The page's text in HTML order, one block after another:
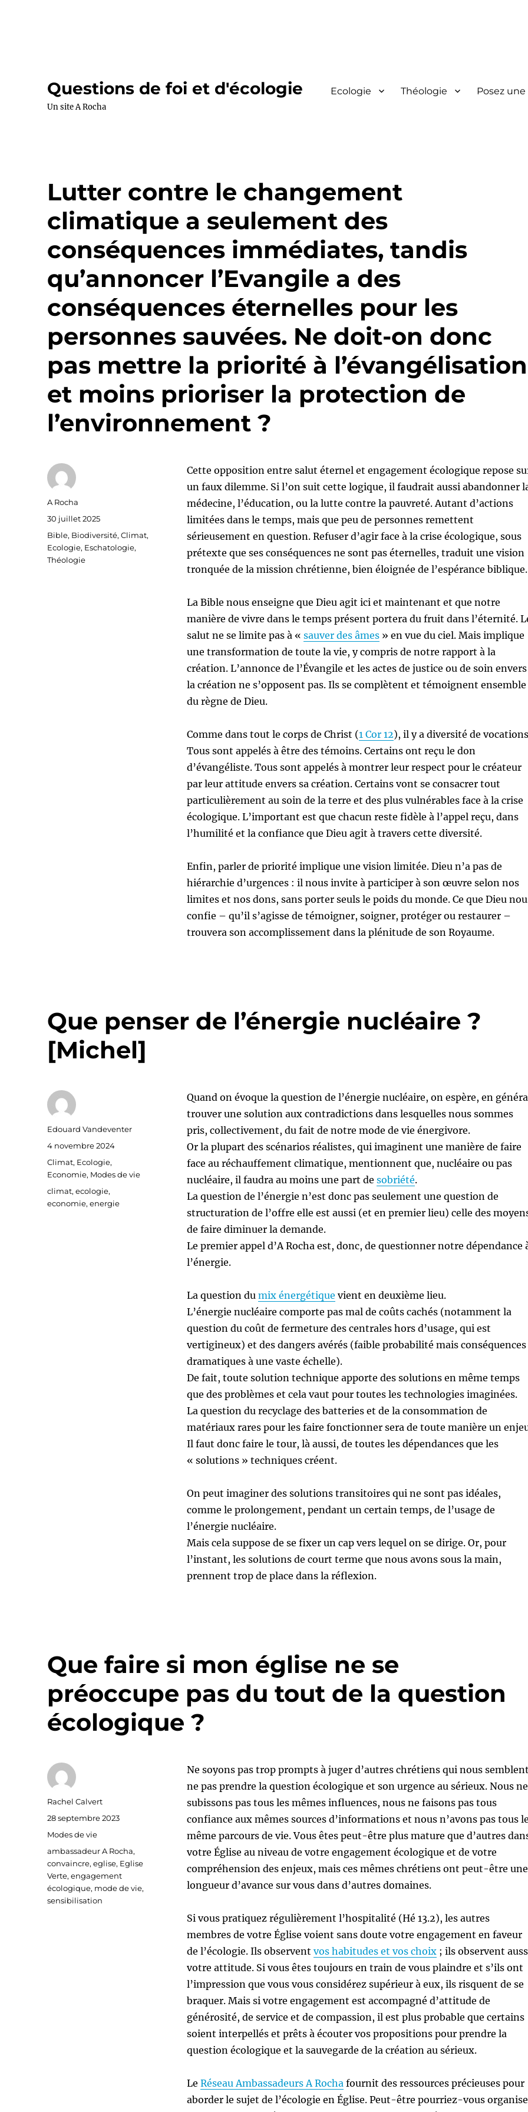
Questions de foi et d'écologie
Un site A Rocha
Ecologie Théologie Posez
Lutter contre le changement
climatique a seulement des
conséquences immédiates, tandis
qu’annoncer l’Evangile a des
conséquences éternelles pour les
personnes sauvées. Ne doit-on donc
pas mettre la priorité à l’évangélisation
et moins prioriser la protection de
l’environnement ?
Cette opposition entre salut éternel et engagement écologique repose
un faux dilemme. Si l’on suit cette logique, il faudrait aussi abandonner
médecine, l’éducation, ou la lutte contre la pauvreté. Autant d’actions
limitées dans le temps, mais que peu de personnes remettent
sérieusement en question. Refuser d’agir face à la crise écologique, sous
prétexte que ses conséquences ne sont pas éternelles, traduit une vision
tronquée de la mission chrétienne, bien éloignée de l’espérance biblique.
La Bible nous enseigne que Dieu agit ici et maintenant et que notre
manière de vivre dans le temps présent portera du fruit dans l’éternité.
salut ne se limite pas à « sauver des âmes» en vue du ciel. Mais implique
une transformation de toute la vie, y compris de notre rapport à la
création. L’annonce de l’Évangile et les actes de justice ou de soin envers
la création ne s’opposent pas. Ils se complètent et témoignent ensemble
du règne de Dieu.
Comme dans tout le corps de Christ (1 Cor 12), il y a diversité de
Tous sont appelés à être des témoins. Certains ont reçu le don
d’évangéliste. Tous sont appelés à montrer leur respect pour le créateur
par leur attitude envers sa création. Certains vont se consacrer tout
particulièrement au soin de la terre et des plus vulnérables face à la crise
écologique. L’important est que chacun reste fidèle à l’appel reçu, dans
l’humilité et la confiance que Dieu agit à travers cette diversité.
Enfin, parler de priorité implique une vision limitée. Dieu n’a pas de
hiérarchie d’urgences : il nous invite à participer à son œuvre selon nos
limites et nos dons, sans porter seuls le poids du monde. Ce que Dieu
confie – qu’il s’agisse de témoigner, soigner, protéger ou restaurer –
trouvera son accomplissement dans la plénitude de son Royaume.
Auteur
A Rocha
Publié
le
30 juillet 2025
Catégories
Bible, Biodiversité,Climat,
Ecologie, Eschatologie,
Théologie
Que penser de l’énergie nucléaire ?
[Michel]
Quand on évoque la question de l’énergie nucléaire, on espère, en
trouver une solution aux contradictions dans lesquelles nous sommes
pris, collectivement, du fait de notre mode de vie énergivore.
Or la plupart des scénarios réalistes, qui imaginent une manière de faire
face au réchauffement climatique, mentionnent que, nucléaire ou pas
nucléaire, il faudra au moins une part de sobriété.
La question de l’énergie n’est donc pas seulement une question de
structuration de l’offre elle est aussi (et en premier lieu) celle des
de faire diminuer la demande.
Le premier appel d’A Rocha est, donc, de questionner notre dépendance
l’énergie.
La question du mix énergétique vient en deuxième lieu.
L’énergie nucléaire comporte pas mal de coûts cachés (notamment la
question du coût de fermeture des centrales hors d’usage, qui est
vertigineux) et des dangers avérés (faible probabilité mais conséquences
dramatiques à une vaste échelle).
De fait, toute solution technique apporte des solutions en même temps
que des problèmes et cela vaut pour toutes les technologies imaginées.
La question du recyclage des batteries et de la consommation de
matériaux rares pour les faire fonctionner sera de toute manière un
Il faut donc faire le tour, là aussi, de toutes les dépendances que les
« solutions » techniques créent.
On peut imaginer des solutions transitoires qui ne sont pas idéales,
comme le prolongement, pendant un certain temps, de l’usage de
l’énergie nucléaire.
Mais cela suppose de se fixer un cap vers lequel on se dirige. Or, pour
l’instant, les solutions de court terme que nous avons sous la main,
prennent trop de place dans la réflexion.
Auteur
Edouard Vandeventer
Publié
le
4 novembre 2024
Catégories
Climat, Ecologie,
Economie, Modes de vie
Étiquettes
climat,ecologie,
economie,energie
Que faire si mon église ne se
préoccupe pas du tout de la question
écologique ?
Ne soyons pas trop prompts à juger d’autres chrétiens qui nous
ne pas prendre la question écologique et son urgence au sérieux. Nous ne
subissons pas tous les mêmes influences, nous ne faisons pas tous
confiance aux mêmes sources d’informations et nous n’avons pas tous
même parcours de vie. Vous êtes peut-être plus mature que d’autres
votre Église au niveau de votre engagement écologique et de votre
compréhension des enjeux, mais ces mêmes chrétiens ont peut-être une
longueur d’avance sur vous dans d’autres domaines.
Si vous pratiquez régulièrement l’hospitalité (Hé 13.2), les autres
membres de votre Église voient sans doute votre engagement en faveur
de l’écologie. Ils observent vos habitudes et vos choix; ils observent
votre attitude. Si vous êtes toujours en train de vous plaindre et s’ils ont
l’impression que vous vous considérez supérieur à eux, ils risquent de se
braquer. Mais si votre engagement est accompagné d’attitude de
générosité, de service et de compassion, il est plus probable que certains
soient interpellés et prêts à écouter vos propositions pour prendre la
question écologique et la sauvegarde de la création au sérieux.
Le Réseau Ambassadeurs A Rochafournit des ressources précieuses pour
aborder le sujet de l’écologie en Église. Peut-être pourriez-vous
Auteur
Rachel Calvert
Publié
28 septembre 2023
Catégories
Modes de vie
Étiquettes
ambassadeur A Rocha,
convaincre,eglise, Eglise
Verte,engagement
écologique, mode de vie,
sensibilisation